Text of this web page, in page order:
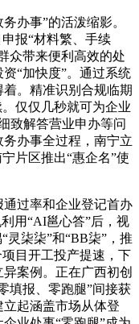
办事”的活泼缩影。
报“材料繁、手续
众带来便利高效的处
“加快度”。通过系统
。精准识别合规临期
仅仅几秒就可为企业
致解答营业申办等问
办事全过程，南宁立
片区推出“惠企名”使
过率和企业登记首办
用“AI邕心答”后，视
灵柒柒”和“BB柒”，推
目开工投产提速，下
案例。正在广西初创
填报、零跑腿”间接获
起涵盖市场从体登